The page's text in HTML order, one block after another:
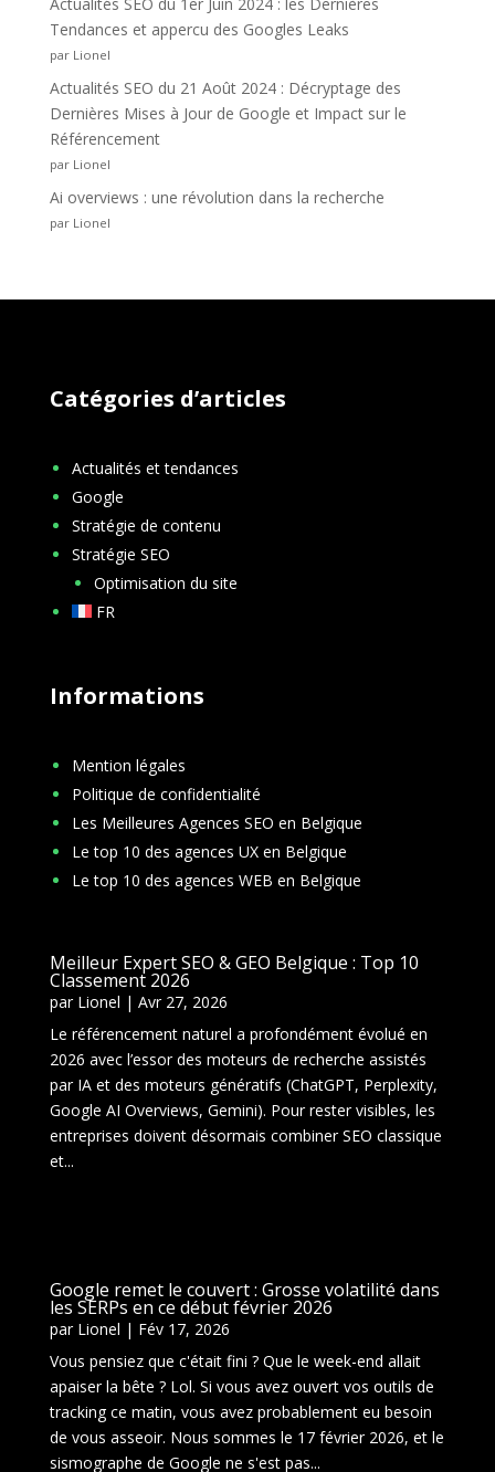
Tendances et appercu des Googles Leaks
par Lionel
Actualités SEO du 21 Août 2024 : Décryptage des
Dernières Mises à Jour de Google et Impact sur le
Référencement
par Lionel
Ai overviews : une révolution dans la recherche
par Lionel
Catégories d’articles
Actualités et tendances
Google
Stratégie de contenu
Stratégie SEO
Optimisation du site
FR
Informations
Mention légales
Politique de confidentialité
Les Meilleures Agences SEO en Belgique
Le top 10 des agences UX en Belgique
Le top 10 des agences WEB en Belgique
Meilleur Expert SEO & GEO Belgique : Top 10
Classement 2026
par Lionel | Avr 27, 2026
Le référencement naturel a profondément évolué en
2026 avec l’essor des moteurs de recherche assistés
par IA et des moteurs génératifs (ChatGPT, Perplexity,
Google AI Overviews, Gemini). Pour rester visibles, les
entreprises doivent désormais combiner SEO classique
et...
Google remet le couvert : Grosse volatilité dans
les SERPs en ce début février 2026
par Lionel | Fév 17, 2026
Vous pensiez que c'était fini ? Que le week-end allait
apaiser la bête ? Lol. Si vous avez ouvert vos outils de
tracking ce matin, vous avez probablement eu besoin
de vous asseoir. Nous sommes le 17 février 2026, et le
sismographe de Google ne s'est pas...